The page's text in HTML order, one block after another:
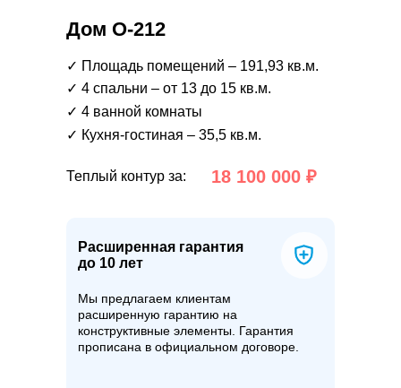
Расширенная гарантия
до 10 лет
Мы предлагаем клиентам
расширенную гарантию на
конструктивные элементы. Гарантия
прописана в официальном договоре.
Теплый контур за:
✓ Кухня-гостиная – 35,5 кв.м.
✓ 4 ванной комнаты
✓ 4 спальни – от 13 до 15 кв.м.
✓ Площадь помещений – 191,93 кв.м.
18 100 000 ₽
Дом О-212